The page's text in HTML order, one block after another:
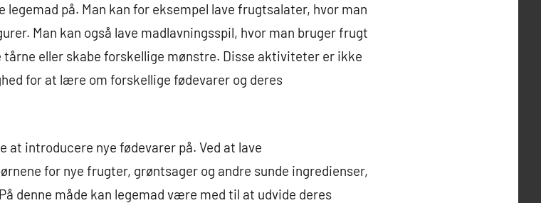
på. Man kan for eksempel lave frugtsalater, hvor man
Man kan også lave madlavningsspil, hvor man bruger frugt
eller skabe forskellige mønstre. Disse aktiviteter er ikke
for at lære om forskellige fødevarer og deres
introducere nye fødevarer på. Ved at lave
for nye frugter, grøntsager og andre sunde ingredienser,
denne måde kan legemad være med til at udvide deres